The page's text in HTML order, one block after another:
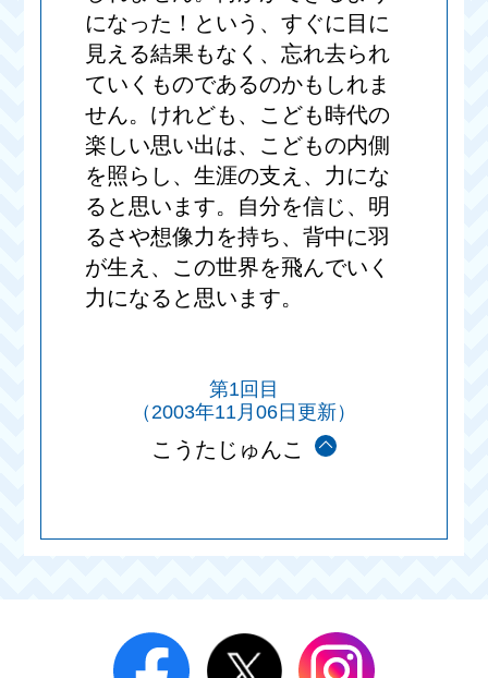
になった！という、すぐに目に
見える結果もなく、忘れ去られ
ていくものであるのかもしれま
せん。けれども、こども時代の
楽しい思い出は、こどもの内側
を照らし、生涯の支え、力にな
ると思います。自分を信じ、明
るさや想像力を持ち、背中に羽
が生え、この世界を飛んでいく
力になると思います。
第1回目
（2003年11月06日更新）
こうたじゅんこ